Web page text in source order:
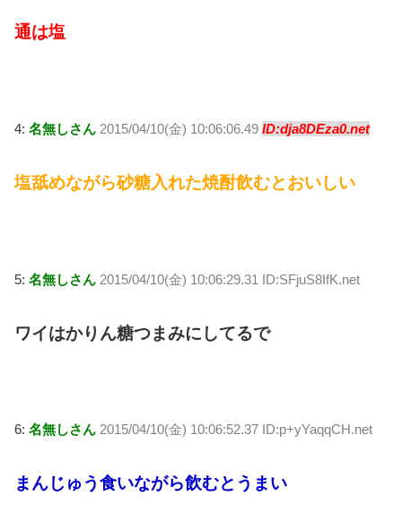
通は塩
4: 名無しさん 2015/04/10(金) 10:06:06.49 ID:dja8DEza0.net
塩舐めながら砂糖入れた焼酎飲むとおいしい
5: 名無しさん 2015/04/10(金) 10:06:29.31 ID:SFjuS8IfK.net
ワイはかりん糖つまみにしてるで
6: 名無しさん 2015/04/10(金) 10:06:52.37 ID:p+yYaqqCH.net
まんじゅう食いながら飲むとうまい